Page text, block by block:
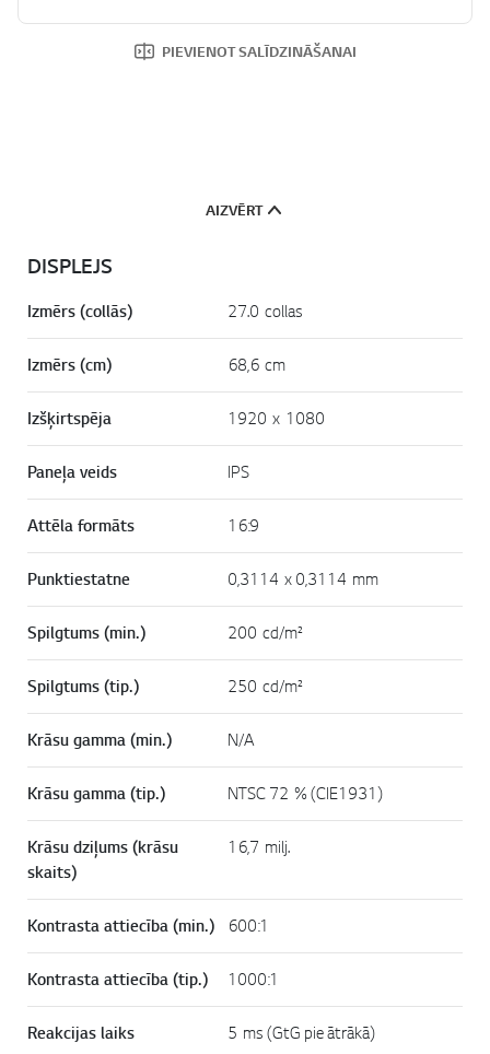
PIEVIENOT SALĪDZINĀŠANAI
AIZVĒRT
DISPLEJS
Izmērs (collās) 27.0 collas
Izmērs (cm) 68,6 cm
Izšķirtspēja 1920 x 1080
Paneļa veids IPS
Attēla formāts 16:9
Punktiestatne 0,3114 x 0,3114 mm
Spilgtums (min.) 200 cd/m²
Spilgtums (tip.) 250 cd/m²
Krāsu gamma (min.) N/A
Krāsu gamma (tip.) NTSC 72 % (CIE1931)
Krāsu dziļums (krāsu
skaits)
16,7 milj.
Kontrasta attiecība (min.) 600:1
Kontrasta attiecība (tip.) 1000:1
Reakcijas laiks 5 ms (GtG pie ātrākā)